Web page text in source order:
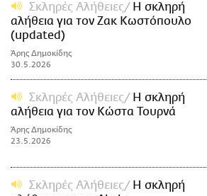
Σκληρές Αλήθειες
H σκληρή
αλήθεια για τον Ζακ Κωστόπουλο
(updated)
Άρης Δημοκίδης
30.5.2026
Σκληρές Αλήθειες
H σκληρή
αλήθεια για τον Κώστα Τουρνά
Άρης Δημοκίδης
23.5.2026
Σκληρές Αλήθειες
H σκληρή